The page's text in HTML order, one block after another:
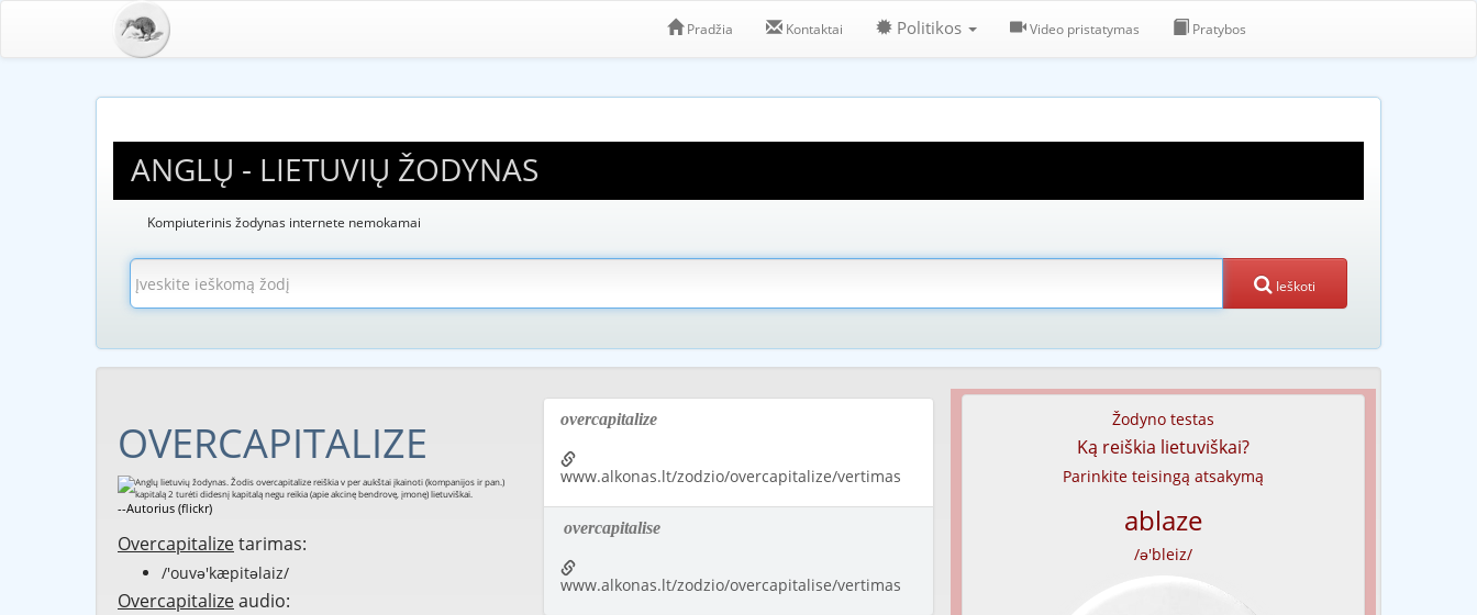
Pradžia Kontaktai Politikos Video pristatymas Pratybos
ANGLŲ - LIETUVIŲ ŽODYNAS
Kompiuterinis žodynas internete nemokamai
Ieškoti
OVERCAPITALIZE
--Autorius (flickr)
Overcapitalizetarimas:
/'ouvə'kæpitəlaiz/
Overcapitalizeaudio:
overcapitalize
www.alkonas.lt/zodzio/overcapitalize/vertimas
overcapitalise
www.alkonas.lt/zodzio/overcapitalise/vertimas
Žodyno testas
Ką reiškia lietuviškai?
Parinkite teisingą atsakymą
ablaze
/ə'bleiz/